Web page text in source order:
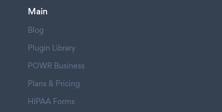
Main
Blog
Plugin Library
POWR Business
Plans & Pricing
HIPAA Forms